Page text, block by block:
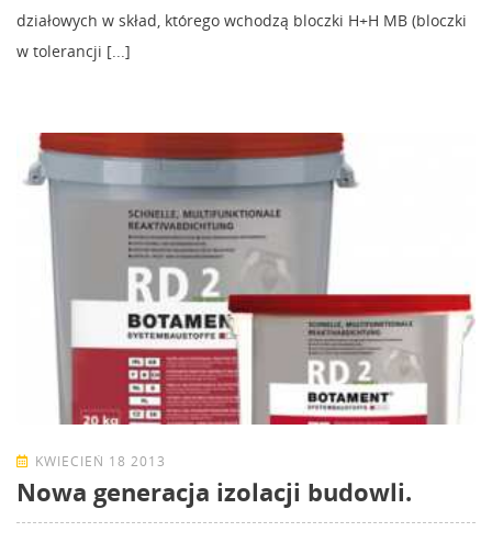
działowych w skład, którego wchodzą bloczki H+H MB (bloczki
w tolerancji [...]
KWIECIEŃ 18 2013
Nowa generacja izolacji budowli.